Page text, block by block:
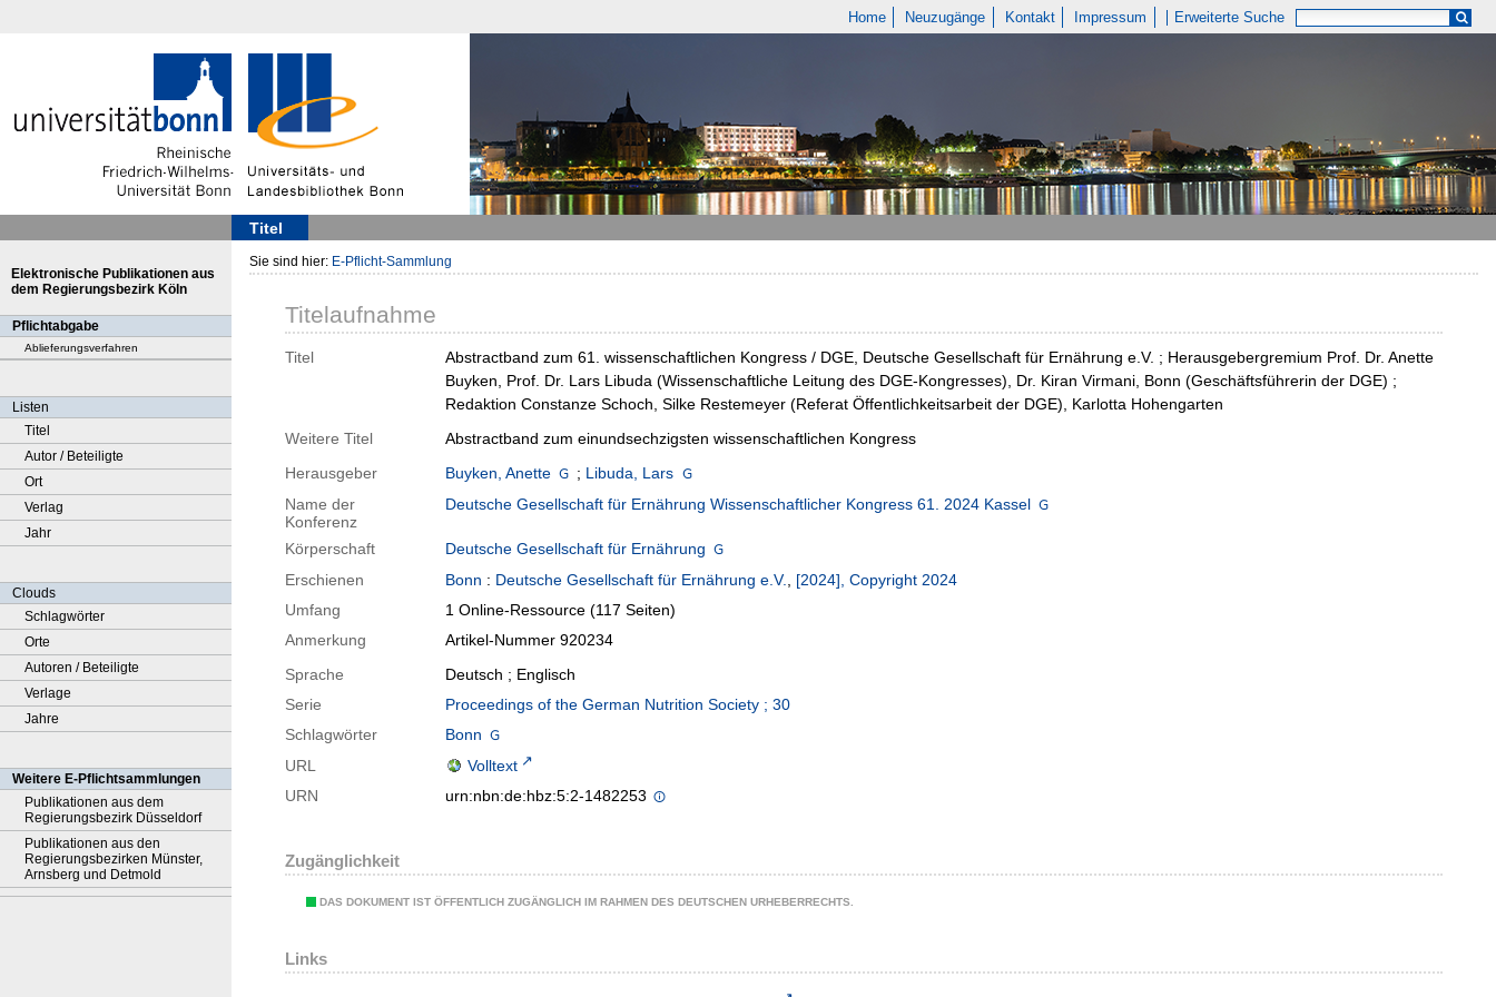
Home Neuzugänge Kontakt Impressum Erweiterte Suche
Titel
Elektronische Publikationen aus
dem Regierungsbezirk Köln
Pflichtabgabe
Ablieferungsverfahren
Listen
Titel
Autor / Beteiligte
Ort
Verlag
Jahr
Clouds
Schlagwörter
Orte
Autoren / Beteiligte
Verlage
Jahre
Weitere E-Pflichtsammlungen
Publikationen aus dem
Regierungsbezirk Düsseldorf
Publikationen aus den
Regierungsbezirken Münster,
Arnsberg und Detmold
Sie sind hier: E-Pflicht-Sammlung
Titelaufnahme
Titel
Abstractband zum 61. wissenschaftlichen Kongress / DGE, Deutsche Gesellschaft für Ernährung e.V. ; Herausgebergremium Prof. Dr. Anette
Buyken, Prof. Dr. Lars Libuda (Wissenschaftliche Leitung des DGE-Kongresses), Dr. Kiran Virmani, Bonn (Geschäftsführerin der DGE) ;
Redaktion Constanze Schoch, Silke Restemeyer (Referat Öffentlichkeitsarbeit der DGE), Karlotta Hohengarten
Weitere Titel
Abstractband zum einundsechzigsten wissenschaftlichen Kongress
Herausgeber
Buyken, Anette ; Libuda, Lars
Name der
Konferenz
Deutsche Gesellschaft für Ernährung Wissenschaftlicher Kongress 61. 2024 Kassel
Körperschaft
Deutsche Gesellschaft für Ernährung
Erschienen
Bonn : Deutsche Gesellschaft für Ernährung e.V., [2024], Copyright 2024
Umfang
1 Online-Ressource (117 Seiten)
Anmerkung
Artikel-Nummer 920234
Sprache
Deutsch ; Englisch
Serie
Proceedings of the German Nutrition Society ; 30
Schlagwörter
Bonn
URL
Volltext
URN
urn:nbn:de:hbz:5:2-1482253
Zugänglichkeit
DAS DOKUMENT IST ÖFFENTLICH ZUGÄNGLICH IM RAHMEN DES DEUTSCHEN URHEBERRECHTS.
Links